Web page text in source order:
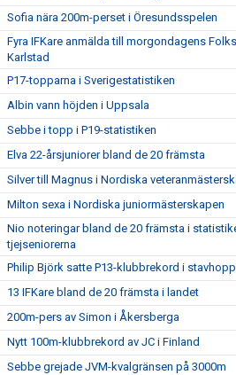
Sofia nära 200m-perset i Öresundsspelen
Fyra IFKare anmälda till morgondagens
Karlstad
P17-topparna i Sverigestatistiken
Albin vann höjden i Uppsala
Sebbe i topp i P19-statistiken
Elva 22-årsjuniorer bland de 20 främsta
Silver till Magnus i Nordiska
Milton sexa i Nordiska juniormästerskapen
Nio noteringar bland de 20 främsta i
tjejseniorerna
Philip Björk satte P13-klubbrekord i stavhopp
13 IFKare bland de 20 främsta i landet
200m-pers av Simon i Åkersberga
Nytt 100m-klubbrekord av JC i Finland
Sebbe grejade JVM-kvalgränsen på 3000m